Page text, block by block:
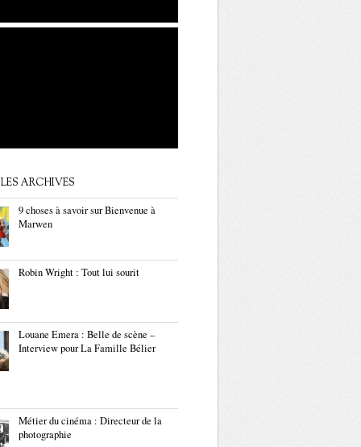
ARCHIVES
9 choses à savoir sur Bienvenue à
Marwen
Robin Wright : Tout lui sourit
Louane Emera : Belle de scène –
Interview pour La Famille Bélier
Métier du cinéma : Directeur de la
photographie